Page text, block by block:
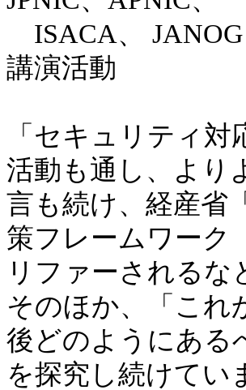
ISACA、
講演活動
「セキュリティ
活動も通し、より
言も続け、経産省
策フレームワーク
リファーされる
そのほか、「これ
後どのようにある
を探究し続けてい